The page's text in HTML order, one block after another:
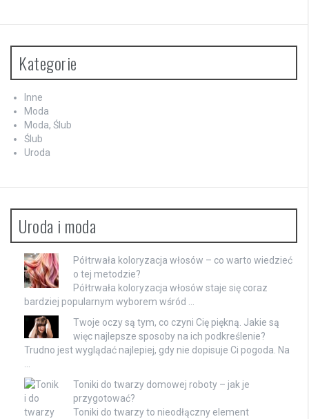
Kategorie
Inne
Moda
Moda, Ślub
Ślub
Uroda
Uroda i moda
Półtrwała koloryzacja włosów – co warto wiedzieć
o tej metodzie?
Półtrwała koloryzacja włosów staje się coraz
bardziej popularnym wyborem wśród …
Twoje oczy są tym, co czyni Cię piękną. Jakie są
więc najlepsze sposoby na ich podkreślenie?
Trudno jest wyglądać najlepiej, gdy nie dopisuje Ci pogoda. Na
Toniki do twarzy domowej roboty – jak je
przygotować?
Toniki do twarzy to nieodłączny element